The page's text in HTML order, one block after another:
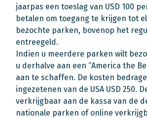
jaarpas een toeslag van USD 100
betalen om toegang te krijgen tot
bezochte parken, bovenop het
entreegeld.
Indien u meerdere parken wilt
u derhalve aan een “America the
aan te schaffen. De kosten
ingezetenen van de USA USD 250.
verkrijgbaar aan de kassa van de
nationale parken of online